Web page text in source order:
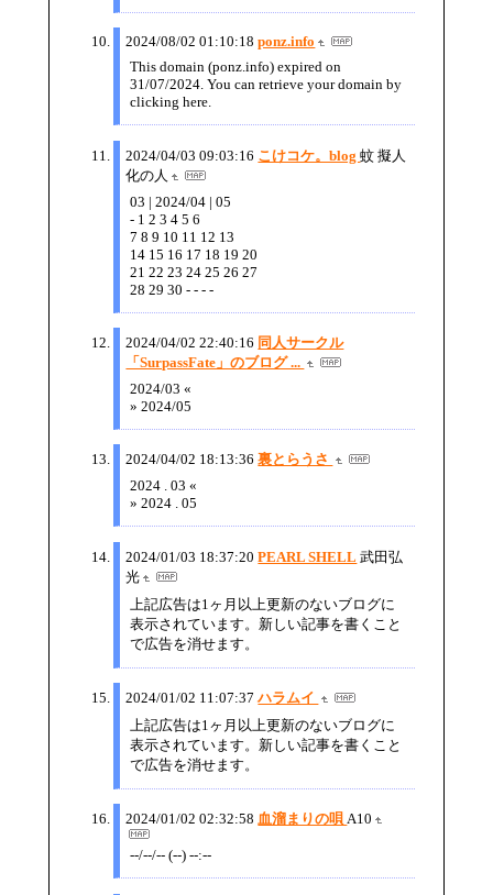
2024/08/02 01:10:18 ponz.info
This domain (ponz.info) expired on
31/07/2024. You can retrieve your domain by
clicking here.
2024/04/03 09:03:16 こけコケ。blog蚊 擬人
化の人
03 | 2024/04 | 05
- 1 2 3 4 5 6
7 8 9 10 11 12 13
14 15 16 17 18 19 20
21 22 23 24 25 26 27
28 29 30 - - - -
2024/04/02 22:40:16 同人サークル
「SurpassFate」のブログ ...
2024/03 «
» 2024/05
2024/04/02 18:13:36 裏とらうさ
2024 . 03 «
» 2024 . 05
2024/01/03 18:37:20 PEARL SHELL 武田弘
光
上記広告は1ヶ月以上更新のないブログに
表示されています。新しい記事を書くこと
で広告を消せます。
2024/01/02 11:07:37 ハラムイ
上記広告は1ヶ月以上更新のないブログに
表示されています。新しい記事を書くこと
で広告を消せます。
2024/01/02 02:32:58 血溜まりの唄A10
--/--/-- (--) --:--